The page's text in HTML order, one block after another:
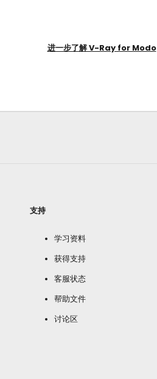
进一步了解 V-Ray for Modo
支持
学习资料
获得支持
客服状态
帮助文件
讨论区